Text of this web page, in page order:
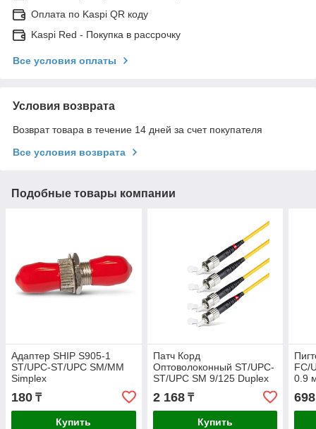
Оплата по Kaspi QR коду
Kaspi Red - Покупка в рассрочку
Все условия оплаты
Условия возврата
Возврат товара в течение 14 дней за счет покупателя
Все условия возврата
Подобные товары компании
Адаптер SHIP S905-1
ST/UPC-ST/UPC SM/MM
Simplex
180 ₸
Купить
Патч Корд
Оптоволоконный ST/UPC-
ST/UPC SM 9/125 Duplex
3.0мм 2 м
2 168₸
Купить
FC/
0.9
698